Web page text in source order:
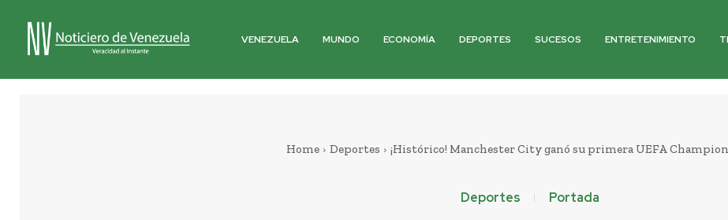
VENEZUELA MUNDO ECONOMÍA DEPORTES SUCESOS ENTRETENIMIENTO
Home Deportes ¡Histórico! Manchester City ganó su primera UEFA
Deportes Portada